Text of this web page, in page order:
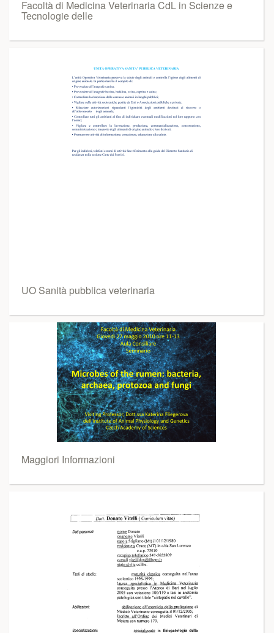
Facoltà di Medicina Veterinaria CdL in Scienze e
Tecnologie delle
UO Sanità pubblica veterinaria
Maggiori Informazioni